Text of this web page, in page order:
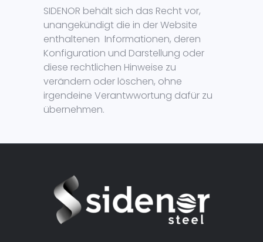
SIDENOR behält sich das Recht vor,
unangekündigt die in der Website
enthaltenen Informationen, deren
Konfiguration und Darstellung oder
diese rechtlichen Hinweise zu
verändern oder löschen, ohne
irgendeine Verantwwortung dafür zu
übernehmen.